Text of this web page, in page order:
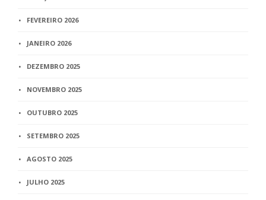
FEVEREIRO 2026
JANEIRO 2026
DEZEMBRO 2025
NOVEMBRO 2025
OUTUBRO 2025
SETEMBRO 2025
AGOSTO 2025
JULHO 2025